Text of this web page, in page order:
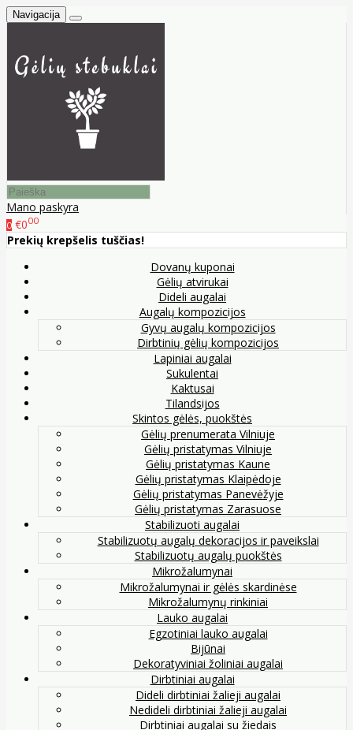
Navigacija
Mano paskyra
0 €000
Prekių krepšelis tuščias!
Dovanų kuponai
Gėlių atvirukai
Dideli augalai
Augalų kompozicijos
Gyvų augalų kompozicijos
Dirbtinių gėlių kompozicijos
Lapiniai augalai
Sukulentai
Kaktusai
Tilandsijos
Skintos gėlės, puokštės
Gėlių prenumerata Vilniuje
Gėlių pristatymas Vilniuje
Gėlių pristatymas Kaune
Gėlių pristatymas Klaipėdoje
Gėlių pristatymas Panevėžyje
Gėlių pristatymas Zarasuose
Stabilizuoti augalai
Stabilizuotų augalų dekoracijos ir paveikslai
Stabilizuotų augalų puokštės
Mikrožalumynai
Mikrožalumynai ir gėlės skardinėse
Mikrožalumynų rinkiniai
Lauko augalai
Egzotiniai lauko augalai
Bijūnai
Dekoratyviniai žoliniai augalai
Dirbtiniai augalai
Dideli dirbtiniai žalieji augalai
Nedideli dirbtiniai žalieji augalai
Dirbtiniai augalai su žiedais